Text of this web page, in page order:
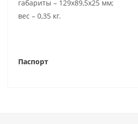
габариты – 129х89,5х25 мм;
вес – 0,35 кг.
Паспорт